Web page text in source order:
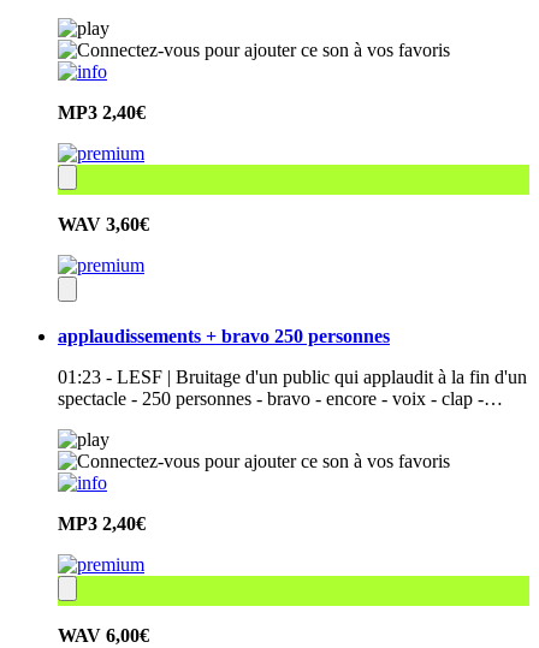
MP3 2,40€
WAV 3,60€
applaudissements + bravo 250 personnes
01:23 - LESF | Bruitage d'un public qui applaudit à la fin d'un
spectacle - 250 personnes - bravo - encore - voix - clap -…
MP3 2,40€
WAV 6,00€